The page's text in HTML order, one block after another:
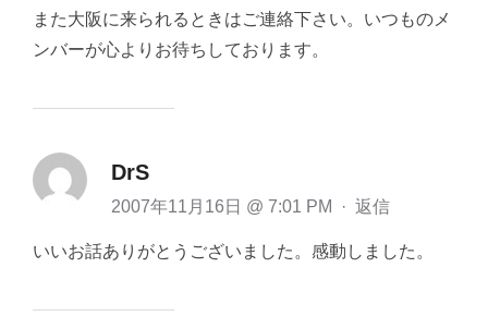
また大阪に来られるときはご連絡下さい。いつものメ
ンバーが心よりお待ちしております。
DrS
2007年11月16日 @ 7:01 PM · 返信
いいお話ありがとうございました。感動しました。